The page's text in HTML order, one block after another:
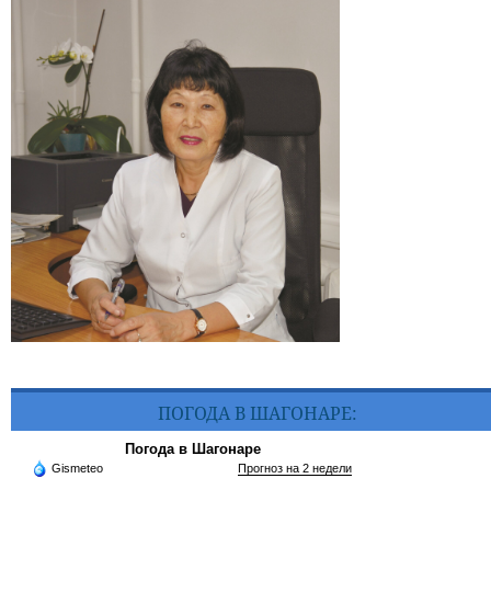
ПОГОДА В ШАГОНАРЕ:
Погода в Шагонаре
Gismeteo Прогноз на 2 недели